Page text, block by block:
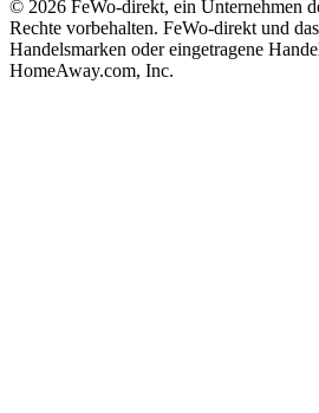
© 2026 FeWo-direkt, ein Unternehmen
Rechte vorbehalten. FeWo-direkt und
Handelsmarken oder eingetragene
HomeAway.com, Inc.